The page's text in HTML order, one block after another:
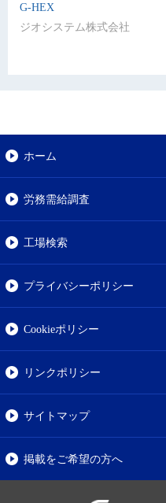
G-HEX
ジオシステム株式会社
ホーム
労務需給調査
工場検索
プライバシーポリシー
Cookieポリシー
リンクポリシー
サイトマップ
掲載をご希望の方へ